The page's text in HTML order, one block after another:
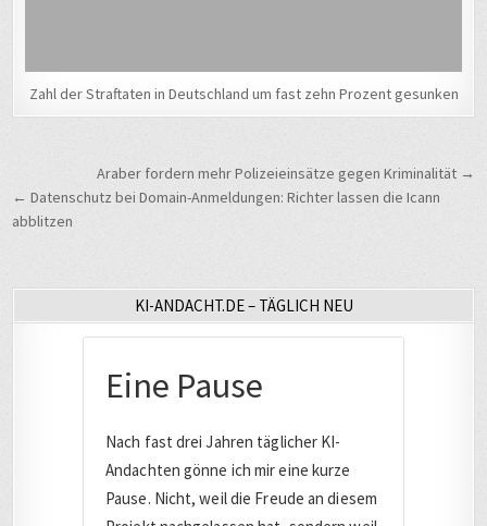
Zahl der Straftaten in Deutschland um fast zehn Prozent gesunken
Beitragsnavigation
Araber fordern mehr Polizeieinsätze gegen Kriminalität →
← Datenschutz bei Domain-Anmeldungen: Richter lassen die Icann
abblitzen
KI-ANDACHT.DE – TÄGLICH NEU